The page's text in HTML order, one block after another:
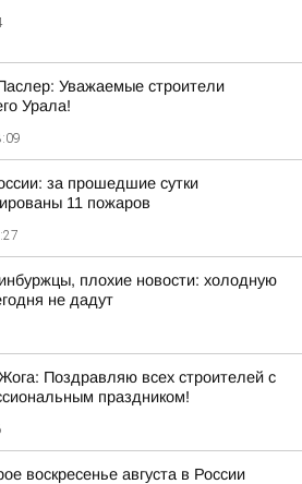
Уважаемые строители
Урала!
за прошедшие сутки
11 пожаров
плохие новости: холодную
не дадут
Поздравляю всех строителей с
праздником!
воскресенье августа в России